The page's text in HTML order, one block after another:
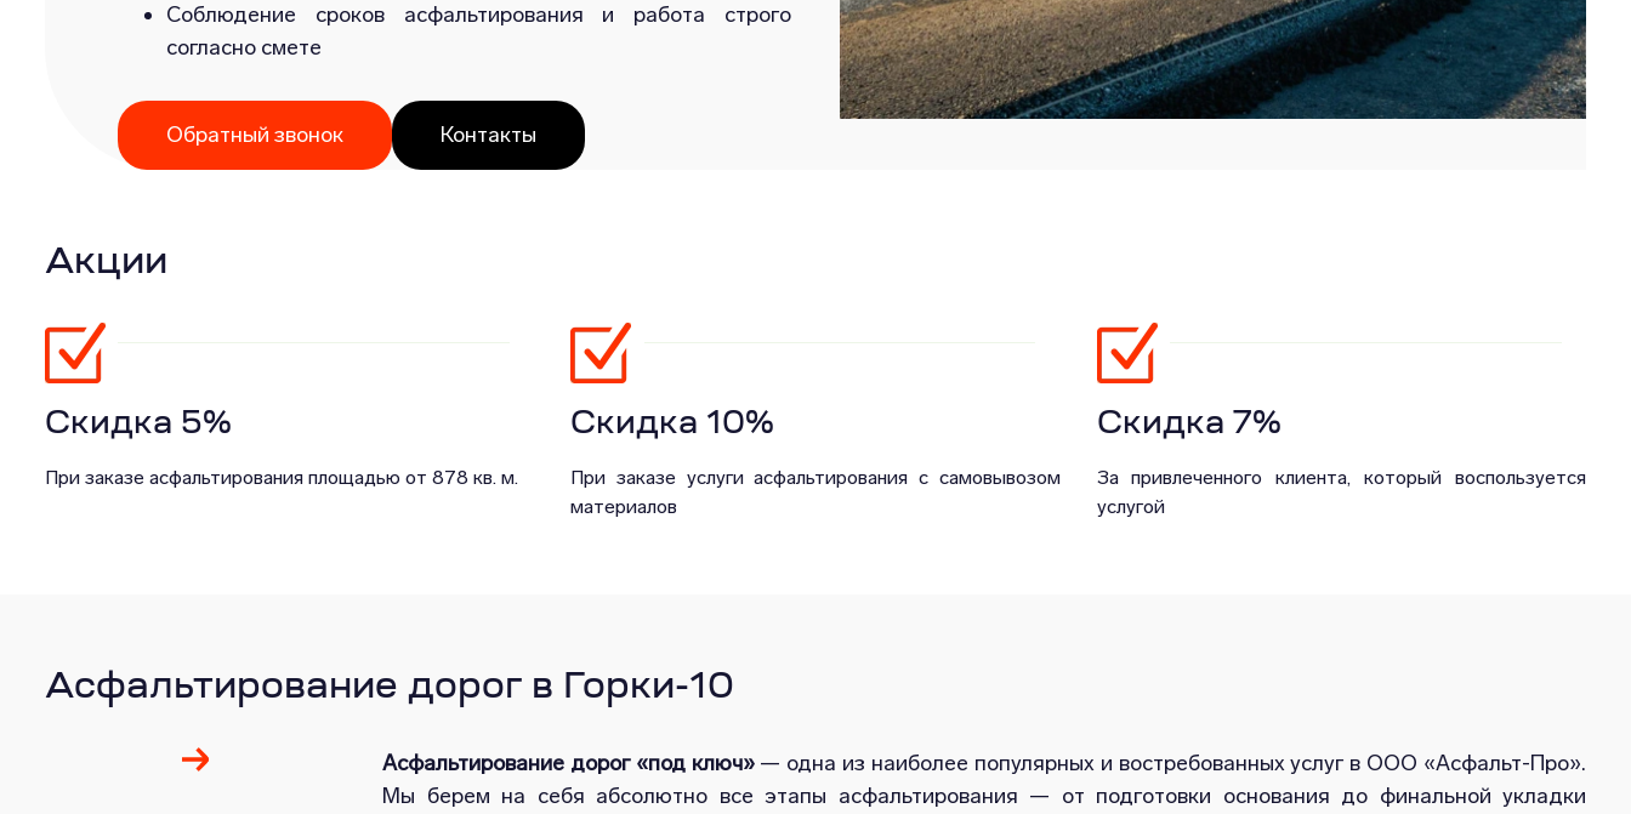
Соблюдение сроков асфальтирования и работа строго
согласно смете
Обратный звонок Контакты
Акции
Скидка 5%
При заказе асфальтирования площадью от 878 кв. м.
Скидка 10%
При заказе услуги асфальтирования с самовывозом
материалов
Скидка 7%
За привлеченного клиента, который воспользуется
услугой
Асфальтирование дорог в Горки-10
Асфальтирование дорог «под ключ»— одна из наиболее популярных и востребованных услуг в ООО «Асфальт-Про».
Мы берем на себя абсолютно все этапы асфальтирования — от подготовки основания до финальной укладки